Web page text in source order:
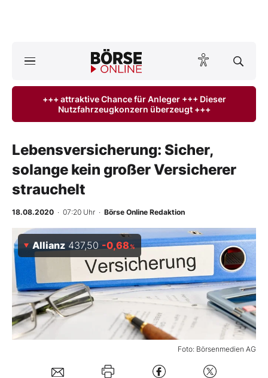
ktuelle Ausgabe BÖRSE ONLINE lesen
Anlageprodukte
Finanz-Check
BO-Musterdepots
Experten
Mein B:O
Mein Konto
Folgen Sie uns
+++ attraktive Chance für Anleger +++ Dieser
Nutzfahrzeugkonzern überzeugt +++
Lebensversicherung: Sicher,
solange kein großer Versicherer
strauchelt
18.08.2020 · 07:20 Uhr · Börse Online Redaktion
Foto: Börsenmedien AG
Allianz 437,50 -0,68%